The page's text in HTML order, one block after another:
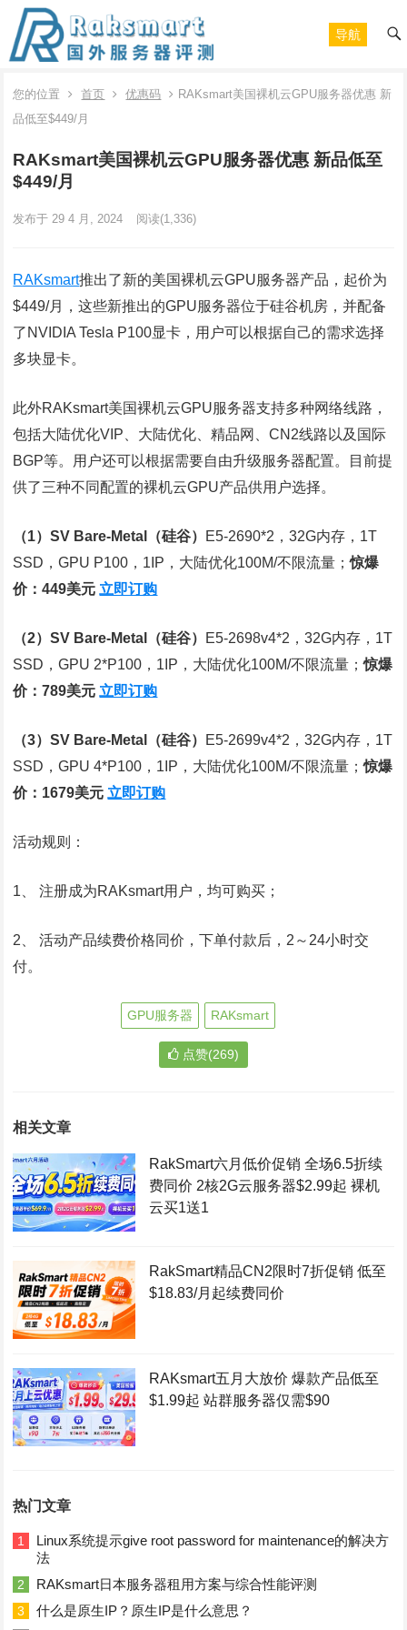
导航
您的位置 首页 优惠码
RAKsmart美国裸机云GPU服务器优惠 新
品低至$449/月
RAKsmart美国裸机云GPU服务器优惠 新品低至
$449/月
发布于 29 4 月, 2024 阅读(1,336)
RAKsmart推出了新的美国裸机云GPU服务器产品，起价为
$449/月，这些新推出的GPU服务器位于硅谷机房，并配备
了NVIDIA Tesla P100显卡，用户可以根据自己的需求选择
多块显卡。
此外RAKsmart美国裸机云GPU服务器支持多种网络线路，
包括大陆优化VIP、大陆优化、精品网、CN2线路以及国际
BGP等。用户还可以根据需要自由升级服务器配置。目前提
供了三种不同配置的裸机云GPU产品供用户选择。
（1）SV Bare-Metal（硅谷） E5-2690*2，32G内存，1T
SSD，GPU P100，1IP，大陆优化100M/不限流量；惊爆
价：449美元 立即订购
（2）SV Bare-Metal（硅谷） E5-2698v4*2，32G内存，1T
SSD，GPU 2*P100，1IP，大陆优化100M/不限流量；惊爆
价：789美元 立即订购
（3）SV Bare-Metal（硅谷） E5-2699v4*2，32G内存，1T
SSD，GPU 4*P100，1IP，大陆优化100M/不限流量；惊爆
价：1679美元 立即订购
活动规则：
1、 注册成为RAKsmart用户，均可购买；
2、 活动产品续费价格同价，下单付款后，2～24小时交
付。
GPU服务器 RAKsmart
点赞(269)
相关文章
RakSmart六月低价促销 全场6.5折续
费同价 2核2G云服务器$2.99起 裸机
云买1送1
RakSmart精品CN2限时7折促销 低至
$18.83/月起续费同价
RAKsmart五月大放价 爆款产品低至
$1.99起 站群服务器仅需$90
热门文章
1
Linux系统提示give root password for maintenance的解决方
法
2 RAKsmart日本服务器租用方案与综合性能评测
3
什么是原生IP？原生IP是什么意思？